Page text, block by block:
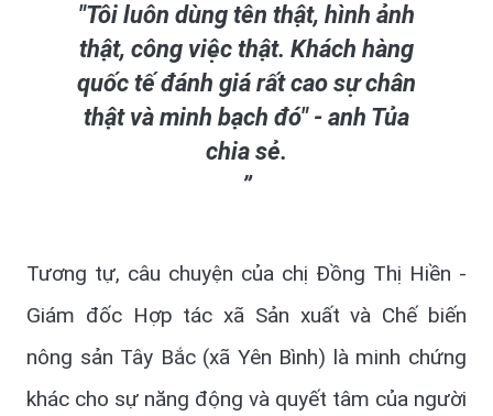
"Tôi luôn dùng tên thật, hình ảnh
thật, công việc thật. Khách hàng
quốc tế đánh giá rất cao sự chân
thật và minh bạch đó" - anh Tủa
chia sẻ.
Tương tự, câu chuyện của chị Đồng Thị Hiền -
Giám đốc Hợp tác xã Sản xuất và Chế biến
nông sản Tây Bắc (xã Yên Bình) là minh chứng
khác cho sự năng động và quyết tâm của người